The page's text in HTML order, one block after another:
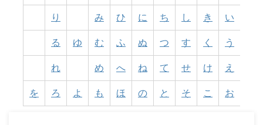
り み ひ に ち し き い
る ゆ む ふ ぬ つ す く う
れ め へ ね て せ け え
を ろ よ も ほ の と そ こ お